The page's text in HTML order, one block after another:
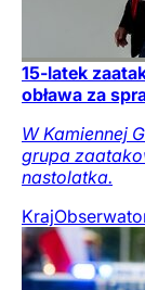
15-latek
obława za
W Kamiennej
grupa
nastolatka.
Kraj